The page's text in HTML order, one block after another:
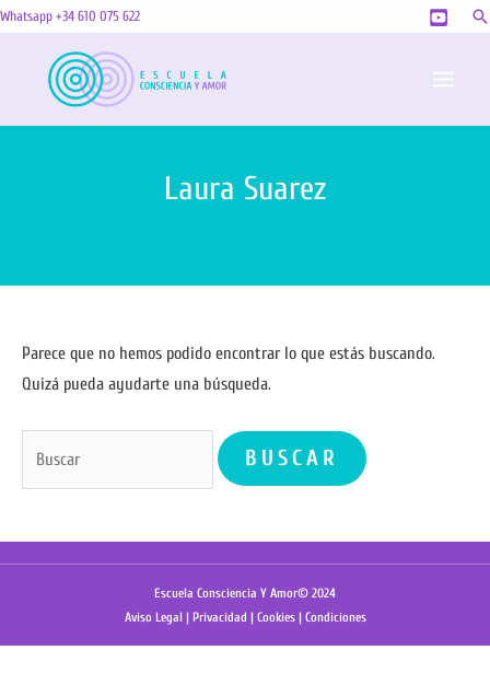
Ir
contenido
Whatsapp +34 610 075 622
Laura Suarez
Parece que no hemos podido encontrar lo que estás buscando.
Quizá pueda ayudarte una búsqueda.
por:
Escuela Consciencia Y Amor© 2024
Aviso Legal | Privacidad | Cookies| Condiciones